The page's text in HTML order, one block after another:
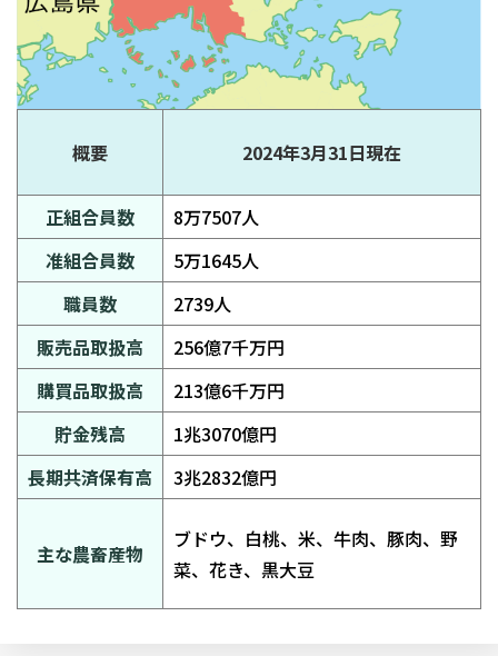
概要 2024年3月31日現在
正組合員数
8万7507人
准組合員数
5万1645人
職員数
2739人
販売品取扱高
256億7千万円
購買品取扱高
213億6千万円
貯金残高
1兆3070億円
長期共済保有高
3兆2832億円
主な農畜産物
ブドウ、白桃、米、牛肉、豚肉、野
菜、花き、黒大豆